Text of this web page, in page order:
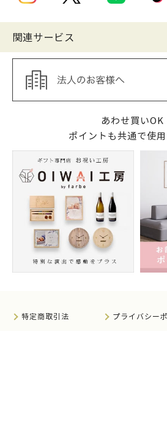
関連サービス
あわせ買いOK
ポイントも共通で使
特定商取引法 プライバシー